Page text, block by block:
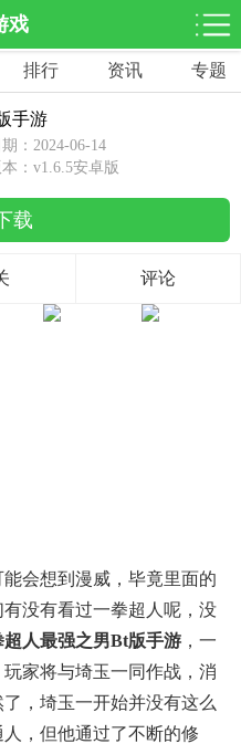
戏
软件分类
速
戏
击
戏
69款游戏
冒险解谜
排行 资讯 专题
游 v1.6.5安卓版 下载
手游
期：2024-06-14
本：v1.6.5安卓版
载
评论
会想到漫威，毕竟里面的
没有看过一拳超人呢，没
超人最强之男bt版手游 ，一
家将与埼玉一同作战，消
，埼玉一开始并没有这么
，但他通过了不断的修